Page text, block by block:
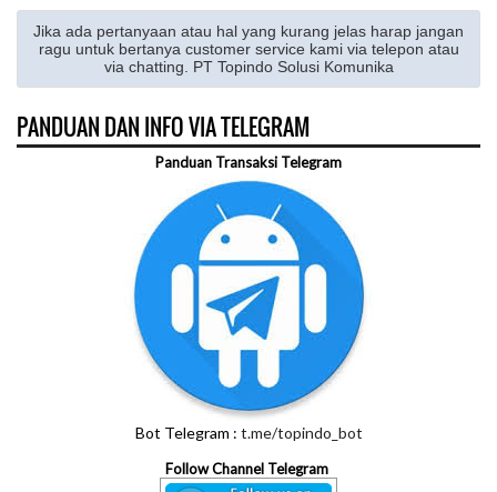
Jika ada pertanyaan atau hal yang kurang jelas harap jangan
ragu untuk bertanya customer service kami via telepon atau
via chatting. PT Topindo Solusi Komunika
PANDUAN DAN INFO VIA TELEGRAM
Panduan Transaksi Telegram
Bot Telegram : t.me/topindo_bot
Follow Channel Telegram